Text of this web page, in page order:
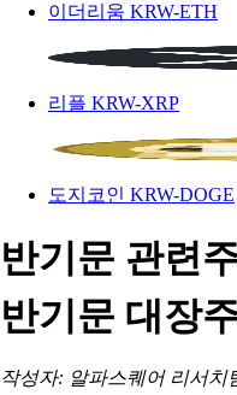
이더리움 KRW-ETH
리플 KRW-XRP
도지코인 KRW-DOGE
반기문 관련
반기문 대장
작성자: 알파스퀘어 리서치